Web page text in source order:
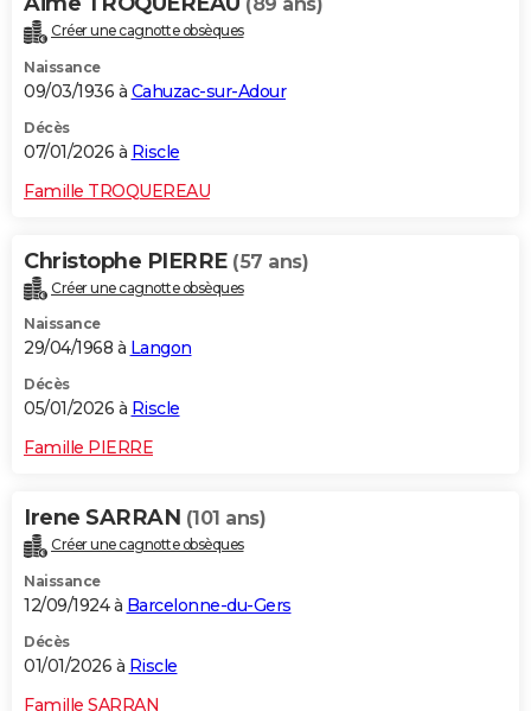
Créer une cagnotte obsèques
Naissance
09/03/1936 à Cahuzac-sur-Adour
Décès
07/01/2026 à Riscle
Famille TROQUEREAU
Christophe PIERRE (57 ans)
Créer une cagnotte obsèques
Naissance
29/04/1968 à Langon
Décès
05/01/2026 à Riscle
Famille PIERRE
Irene SARRAN (101 ans)
Créer une cagnotte obsèques
Naissance
12/09/1924 à Barcelonne-du-Gers
Décès
01/01/2026 à Riscle
Famille SARRAN